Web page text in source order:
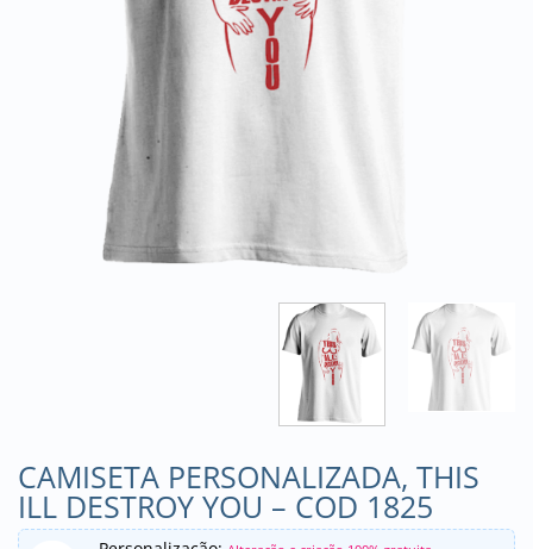
CAMISETA PERSONALIZADA, THIS
ILL DESTROY YOU – COD 1825